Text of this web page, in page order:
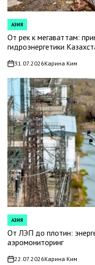
POSTED
IN
АЗИЯ
От рек к мегаваттам:
гидроэнергетики
on31.07.2026Карина Ким
POSTED
IN
АЗИЯ
От ЛЭП до плотин:
аэромониторинг
on22.07.2026Карина Ким